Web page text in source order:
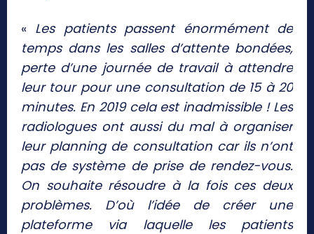
« Les patients passent énormément de
temps dans les salles d’attente bondées,
perte d’une journée de travail à attendre
leur tour pour une consultation de 15 à 20
minutes. En 2019 cela est inadmissible ! Les
radiologues ont aussi du mal à organiser
leur planning de consultation car ils n’ont
pas de système de prise de rendez-vous.
On souhaite résoudre à la fois ces deux
problèmes. D’où l’idée de créer une
plateforme via laquelle les patients